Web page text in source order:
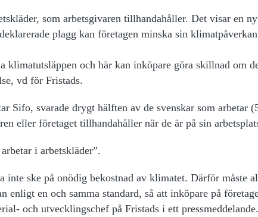
som arbetsgivaren tillhandahåller. Det visar en ny
plagg kan företagen minska sin
och här kan inköpare göra skillnad om
vd för Fristads.
Sifo, svarade drygt hälften av de svenskar som arbetar
eller företaget tillhandahåller när de är på sin
i arbetskläder”.
inte ske på onödig bekostnad av klimatet. Därför måste
enligt en och samma standard, så att inköpare på
och utvecklingschef på Fristads i ett pressmeddelande.